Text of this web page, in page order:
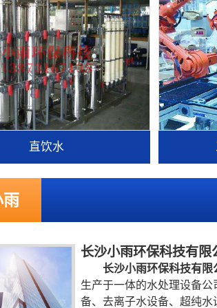
直饮水
雨
长沙小雨环保科技有限
长沙小雨环保科技有限
生产于一体的水处理设备
备、去离子水设备、超纯水